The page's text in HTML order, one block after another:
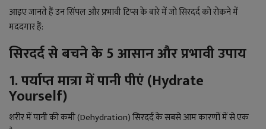
लाइफ स्टाइल
जोक्स
सोशल मीडिया
Gallery
आइए जानते हैं उन सिंपल और प्रभावी टिप्स के बारे में जो सिरदर्द को रोकने में
मददगार हैं:
सिरदर्द से बचने के 5 आसान और प्रभावी उपाय
1. पर्याप्त मात्रा में पानी पीएं (Hydrate
Yourself)
शरीर में पानी की कमी (Dehydration) सिरदर्द के सबसे आम कारणों में से एक